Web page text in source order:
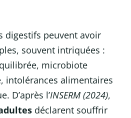
digestifs peuvent avoir
souvent intriquées :
microbiote
intolérances alimentaires
D’après l’INSERM (2024),
déclarent souffrir